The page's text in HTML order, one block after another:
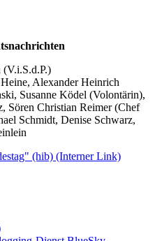
Alexander Heinrich
Susanne Ködel (Volontärin),
Sören Christian Reimer (Chef
Schmidt, Denise Schwarz,
(hib) (Interner Link)